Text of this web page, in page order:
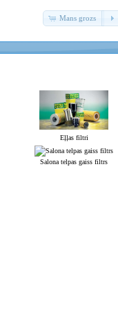
Mans grozs
Eļļas filtri
Salona telpas gaiss filtrs